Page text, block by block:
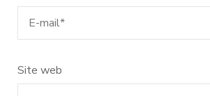
Site web